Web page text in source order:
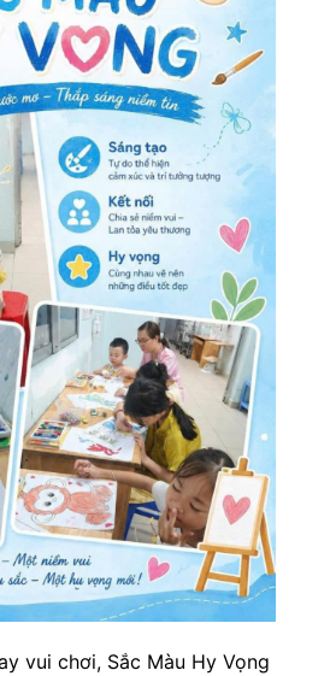
vui chơi, Sắc Màu Hy Vọng